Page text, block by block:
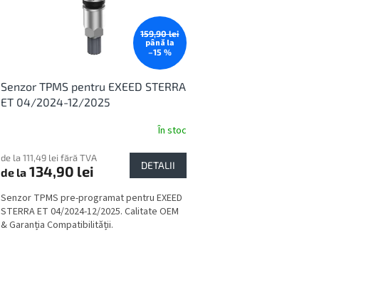
159,90 lei
până la
–15 %
Senzor TPMS pentru EXEED STERRA
ET 04/2024-12/2025
În stoc
de la 111,49 lei fără TVA
de la 134,90 lei DETALII
Senzor TPMS pre-programat pentru EXEED
STERRA ET 04/2024-12/2025. Calitate OEM
& Garanția Compatibilității.